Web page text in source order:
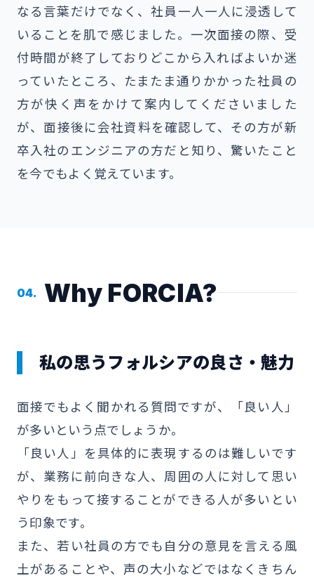
なる言葉だけでなく、社員一人一人に浸透して
いることを肌で感じました。一次面接の際、受
付時間が終了しておりどこから入ればよいか迷
っていたところ、たまたま通りかかった社員の
方が快く声をかけて案内してくださいました
が、面接後に会社資料を確認して、その方が新
卒入社のエンジニアの方だと知り、驚いたこと
を今でもよく覚えています。
04. Why FORCIA?
私の思うフォルシアの良さ・魅力
面接でもよく聞かれる質問ですが、「良い人」
が多いという点でしょうか。
「良い人」を具体的に表現するのは難しいです
が、業務に前向きな人、周囲の人に対して思い
やりをもって接することができる人が多いとい
う印象です。
また、若い社員の方でも自分の意見を言える風
土があることや、声の大小などではなくきちん